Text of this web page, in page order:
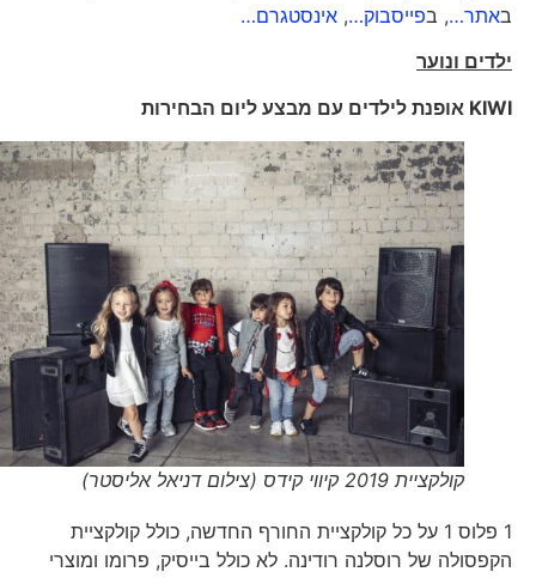
אתר…, בפייסבוק…,אינסטגרם…
ילדים ונוער
KIWIאופנת לילדים עם מבצע ליום הבחירות
קולקציית 2019 קיווי קידס (צילום דניאל אליסטר)
1 פלוס 1 על כל קולקציית החורף החדשה, כולל קולקציית
הקפסולה של רוסלנה רודינה. לא כולל בייסיק, פרומו ומוצרי